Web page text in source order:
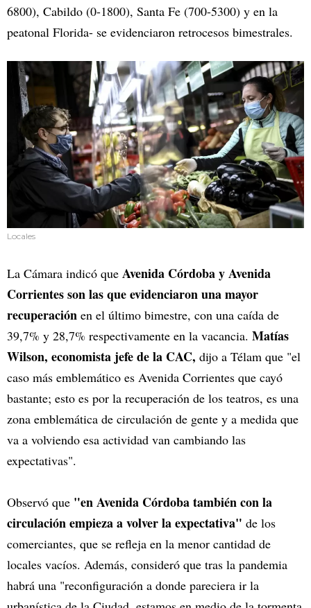
6800), Cabildo (0-1800), Santa Fe (700-5300) y en la
peatonal Florida- se evidenciaron retrocesos bimestrales.
Locales
La Cámara indicó que Avenida Córdoba y Avenida
Corrientes son las que evidenciaron una mayor
recuperación en el último bimestre, con una caída de
39,7% y 28,7% respectivamente en la vacancia. Matías
Wilson, economista jefe de la CAC, dijo a Télam que "el
caso más emblemático es Avenida Corrientes que cayó
bastante; esto es por la recuperación de los teatros, es una
zona emblemática de circulación de gente y a medida que
va a volviendo esa actividad van cambiando las
expectativas".
Observó que "en Avenida Córdoba también con la
circulación empieza a volver la expectativa" de los
comerciantes, que se refleja en la menor cantidad de
locales vacíos. Además, consideró que tras la pandemia
habrá una "reconfiguración a donde pareciera ir la